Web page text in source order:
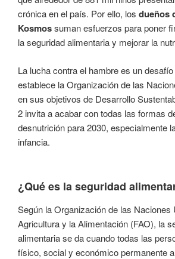
crónica en el país. Por ello, los dueños
Kosmossuman esfuerzos para poner
la seguridad alimentaria y mejorar la
La lucha contra el hambre es un
establece la Organización de las
en sus objetivos de Desarrollo
2 invita a acabar con todas las formas
desnutrición para 2030, especialmente
infancia.
¿Qué es la seguridad
Según la Organización de las Naciones
Agricultura y la Alimentación (FAO), la
alimentaria se da cuando todas las
físico, social y económico permanente